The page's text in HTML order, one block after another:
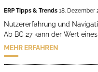
ERP Tipps & Trends 18. Dezember
Nutzererfahrung und
Ab BC 27 kann der Wert
MEHR ERFAHREN